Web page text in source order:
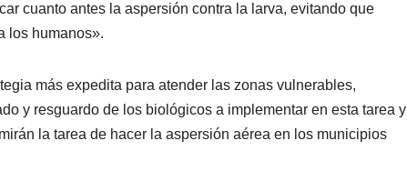
cuanto antes la aspersión contra la larva, evitando que
los humanos».
más expedita para atender las zonas vulnerables,
y resguardo de los biológicos a implementar en esta tarea y
la tarea de hacer la aspersión aérea en los municipios